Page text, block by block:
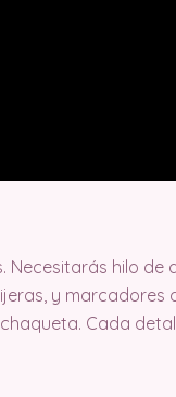
hilo de
y marcadores
Cada